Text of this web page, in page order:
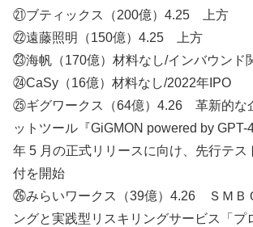
㉑ブティックス（200億）4.25 上方
㉒遠藤照明（150億）4.25 上方
㉓海帆（170億）材料なし/インバウンド
㉔CaSy（16億）材料なし/2022年IPO
㉕ギグワークス（64億）4.26 革新的な
ットツール『GiGMON powered by
年 5 月の正式リリースに向け、先行テス
付を開始
㉖みらいワークス（39億）4.26 ＳＭＢ
ングと実践型リスキリングサービス「プ